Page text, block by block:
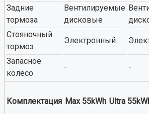
Задние
тормоза
Вентилируемые
дисковые
Стояночный
тормоз
Электронный
Запасное
колесо
- -
Комплектация Max 55kWh Ultra